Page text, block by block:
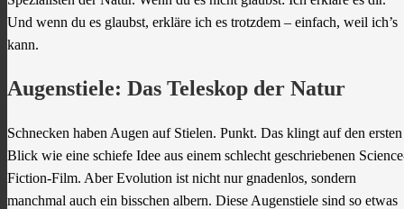
Und wenn du es glaubst, erkläre ich es trotzdem – einfach, weil ich’s
kann.
Augenstiele: Das Teleskop der Natur
Schnecken haben Augen auf Stielen. Punkt. Das klingt auf den ersten
Blick wie eine schiefe Idee aus einem schlecht geschriebenen
Fiction-Film. Aber Evolution ist nicht nur gnadenlos, sondern
manchmal auch ein bisschen albern. Diese Augenstiele sind so etwas